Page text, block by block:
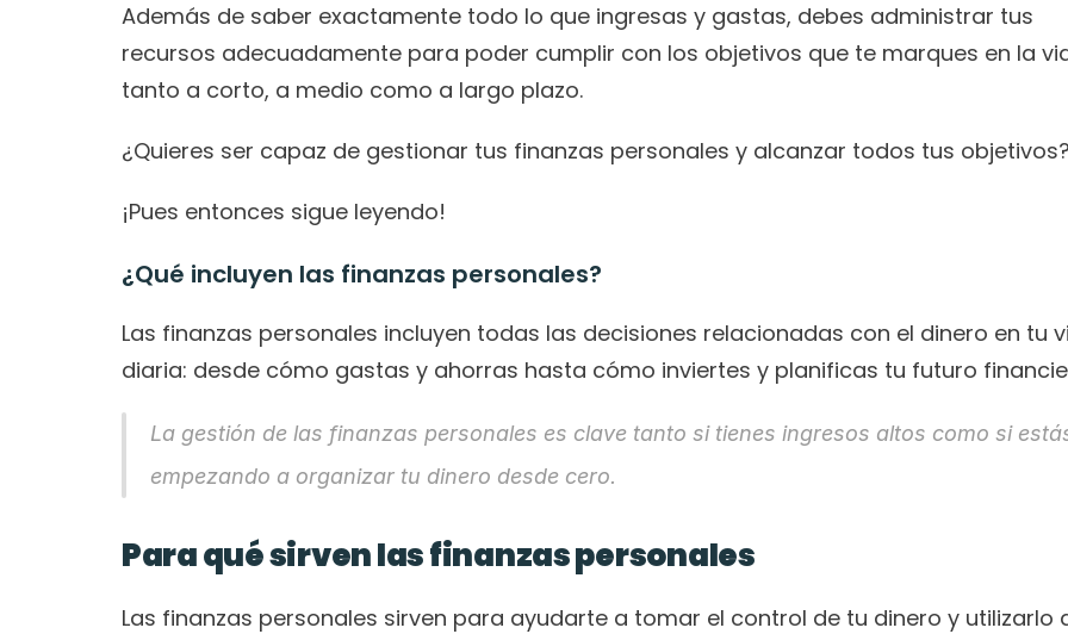
Además de saber exactamente todo lo que ingresas y gastas, debes administrar tus
recursos adecuadamente para poder cumplir con los objetivos que te marques en la
tanto a corto, a medio como a largo plazo.
¿Quieres ser capaz de gestionar tus finanzas personales y alcanzar todos tus objetivos?
¡Pues entonces sigue leyendo!
¿Qué incluyen las finanzas personales?
Las finanzas personales incluyen todas las decisiones relacionadas con el dinero en tu
diaria: desde cómo gastas y ahorras hasta cómo inviertes y planificas tu futuro
La gestión de las finanzas personales es clave tanto si tienes ingresos altos como si
empezando a organizar tu dinero desde cero.
Para qué sirven las finanzas personales
Las finanzas personales sirven para ayudarte a tomar el control de tu dinero y utilizarlo